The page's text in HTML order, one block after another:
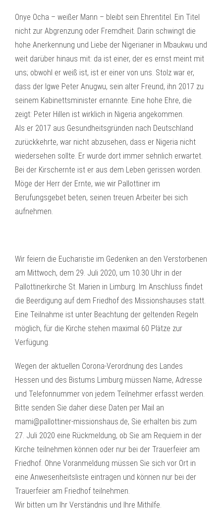
Onye Ocha – weißer Mann – bleibt sein Ehrentitel. Ein Titel
nicht zur Abgrenzung oder Fremdheit. Darin schwingt die
hohe Anerkennung und Liebe der Nigerianer in Mbaukwu und
weit darüber hinaus mit: da ist einer, der es ernst meint mit
uns; obwohl er weiß ist, ist er einer von uns. Stolz war er,
dass der Igwe Peter Anugwu, sein alter Freund, ihn 2017 zu
seinem Kabinettsminister ernannte. Eine hohe Ehre, die
zeigt: Peter Hillen ist wirklich in Nigeria angekommen.
Als er 2017 aus Gesundheitsgründen nach Deutschland
zurückkehrte, war nicht abzusehen, dass er Nigeria nicht
wiedersehen sollte. Er wurde dort immer sehnlich erwartet.
Bei der Kirschernte ist er aus dem Leben gerissen worden.
Möge der Herr der Ernte, wie wir Pallottiner im
Berufungsgebet beten, seinen treuen Arbeiter bei sich
aufnehmen.
Wir feiern die Eucharistie im Gedenken an den Verstorbenen
am Mittwoch, dem 29. Juli 2020, um 10.30 Uhr in der
Pallottinerkirche St. Marien in Limburg. Im Anschluss findet
die Beerdigung auf dem Friedhof des Missionshauses statt.
Eine Teilnahme ist unter Beachtung der geltenden Regeln
möglich, für die Kirche stehen maximal 60 Plätze zur
Verfügung.
Wegen der aktuellen Corona-Verordnung des Landes
Hessen und des Bistums Limburg müssen Name, Adresse
und Telefonnummer von jedem Teilnehmer erfasst werden.
Bitte senden Sie daher diese Daten per Mail an
mami@pallottiner-missionshaus.de, Sie erhalten bis zum
27. Juli 2020 eine Rückmeldung, ob Sie am Requiem in der
Kirche teilnehmen können oder nur bei der Trauerfeier am
Friedhof. Ohne Voranmeldung müssen Sie sich vor Ort in
eine Anwesenheitsliste eintragen und können nur bei der
Trauerfeier am Friedhof teilnehmen.
Wir bitten um Ihr Verständnis und Ihre Mithilfe.